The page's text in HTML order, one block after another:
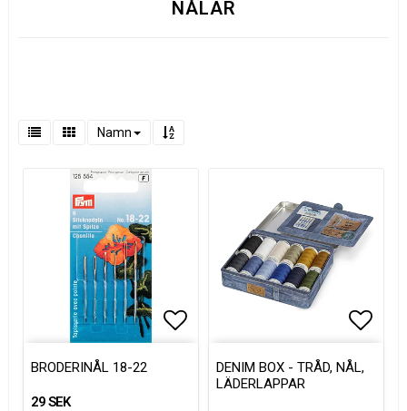
NÅLAR
Namn
BRODERINÅL 18-22
29 SEK
DENIM BOX - TRÅD, NÅL,
LÄDERLAPPAR